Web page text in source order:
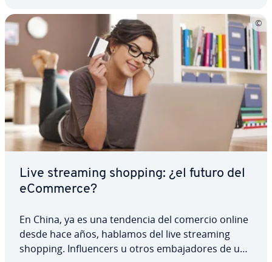
Live streaming shopping: ¿el futuro del
eCommerce?
En China, ya es una tendencia del comercio online
desde hace años, hablamos del live streaming
shopping. In­flue­n­ce­rs u otros em­ba­ja­do­res de una